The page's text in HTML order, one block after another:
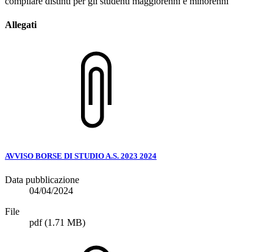
Allegati
AVVISO BORSE DI STUDIO A.S. 2023 2024
Data pubblicazione
04/04/2024
File
pdf(1.71 MB)